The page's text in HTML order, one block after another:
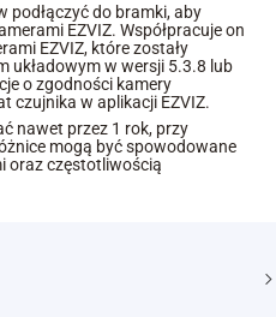
podłączyć do bramki, aby
EZVIZ. Współpracuje on
EZVIZ, które zostały
układowym w wersji 5.3.8 lub
o zgodności kamery
czujnika w aplikacji EZVIZ.
nawet przez 1 rok, przy
mogą być spowodowane
oraz częstotliwością